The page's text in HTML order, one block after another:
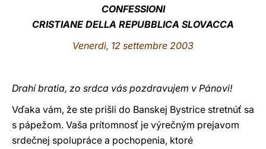
CONFESSIONI
CRISTIANE DELLA REPUBBLICA SLOVACCA
Venerdì, 12 settembre 2003
Drahí bratia, zo srdca vás pozdravujem v Pánovi!
Vďaka vám, že ste prišli do Banskej Bystrice stretnúť sa
s pápežom. Vaša prítomnosť je výrečným prejavom
srdečnej spolupráce a pochopenia, ktoré